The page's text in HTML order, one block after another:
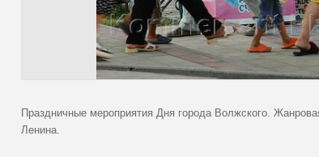
Праздничные мероприятия Дня города Волжского.
Ленина.